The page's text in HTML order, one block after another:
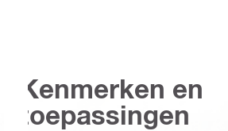
Kenmerken en
toepassingen